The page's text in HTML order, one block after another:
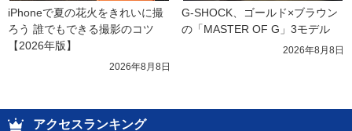
iPhoneで夏の花火をきれいに撮
ろう 誰でもできる撮影のコツ
【2026年版】
2026年8月8日
G-SHOCK、ゴールド×ブラウン
の「MASTER OF G」3モデル
2026年8月8日
アクセスランキング